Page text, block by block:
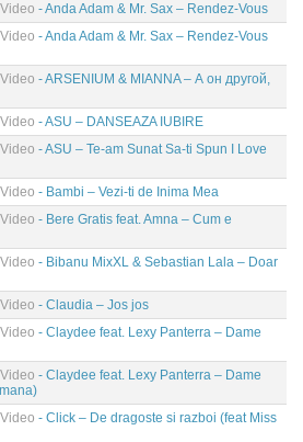
- Anda Adam & Mr. Sax – Rendez-Vous
- Anda Adam & Mr. Sax – Rendez-Vous
- ARSENIUM & MIANNA – А он другой,
- ASU – DANSEAZA IUBIRE
- ASU – Te-am Sunat Sa-ti Spun I Love
- Bambi – Vezi-ti de Inima Mea
- Bere Gratis feat. Amna – Cum e
- Bibanu MixXL & Sebastian Lala – Doar
- Claudia – Jos jos
- Claydee feat. Lexy Panterra – Dame
- Claydee feat. Lexy Panterra – Dame
- Click – De dragoste si razboi (feat Miss